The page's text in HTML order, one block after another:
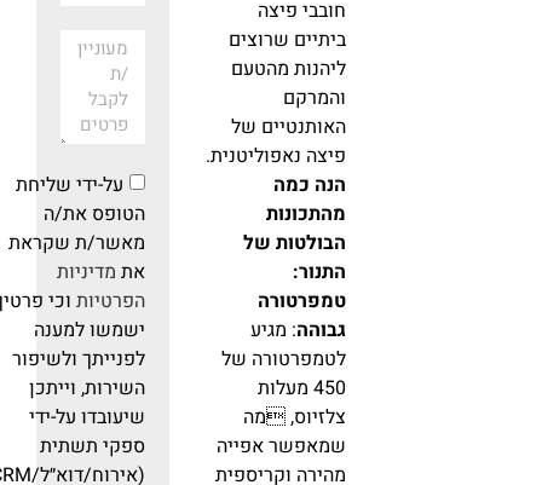
חובבי פיצה
ביתיים שרוצים
ליהנות מהטעם
והמרקם
האותנטיים של
פיצה נאפוליטנית.
הנה כמה
מהתכונות
הבולטות של
התנור:
טמפרטורה
גבוהה: מגיע
לטמפרטורה של
450 מעלות
צלזיוס, מה
שמאפשר אפייה
מהירה וקריספית
על-ידי שליחת
הטופס את/ה
מאשר/ת שקראת
אתמדיניות
הפרטיותוכי פרטיך
ישמשו למענה
לפנייתך ולשיפור
השירות, וייתכן
שיעובדו על-ידי
ספקי תשתית
(אירוח/דוא״ל/CRM)